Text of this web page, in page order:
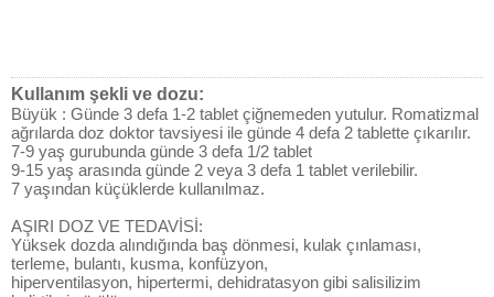
Kullanım şekli ve dozu:
Büyük : Günde 3 defa 1-2 tablet çiğnemeden yutulur. Romatizmal
ağrılarda doz doktor tavsiyesi ile günde 4 defa 2 tablette çıkarılır.
7-9 yaş gurubunda günde 3 defa 1/2 tablet
9-15 yaş arasında günde 2 veya 3 defa 1 tablet verilebilir.
7 yaşından küçüklerde kullanılmaz.
AŞIRI DOZ VE TEDAVİSİ:
Yüksek dozda alındığında baş dönmesi, kulak çınlaması,
terleme, bulantı, kusma, konfüzyon,
hiperventilasyon, hipertermi, dehidratasyon gibi salisilizim